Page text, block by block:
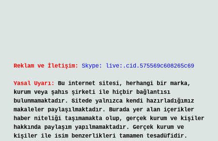
Reklam ve İletişim: Skype: live:.cid.575569c608265c69
Yasal Uyarı:
Bu internet sitesi, herhangi bir marka,
kurum veya şahıs şirketi ile hiçbir bağlantısı
bulunmamaktadır. Sitede yalnızca kendi hazırladığımız
makaleler paylaşılmaktadır. Burada yer alan içerikler
haber niteliği taşımamakta olup, gerçek kurum ve kişiler
hakkında paylaşım yapılmamaktadır. Gerçek kurum ve
kişiler ile isim benzerlikleri tamamen tesadüfidir.